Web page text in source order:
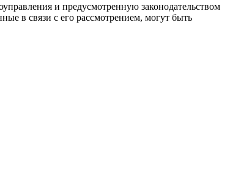
и предусмотренную законодательством
в связи с его рассмотрением, могут быть